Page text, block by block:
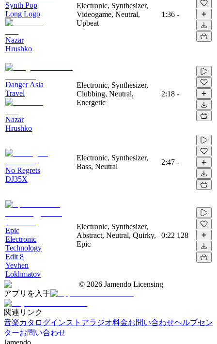
Synth Pop
Long Logo
Nazar
Hrushko
Electronic, Synthesizer,
Videogame, Neutral,
Upbeat
1:36 -
Danger Asia
Travel
Nazar
Hrushko
Electronic, Synthesizer,
Clubbing, Neutral,
Energetic
2:18 -
No Regrets
DJ35X
Electronic, Synthesizer,
Bass, Neutral
2:47 -
Epic
Electronic
Technology
Edit 8
Yevhen
Lokhmatov
Electronic, Synthesizer,
Abstract, Neutral, Quirky,
Epic
0:22 128
© 2026 Jamendo Licensing
アプリを入手
関連リンク
音楽カタログインストアラジオ料金お問い合わせヘルプセン
ターお問い合わせ
Jamendo